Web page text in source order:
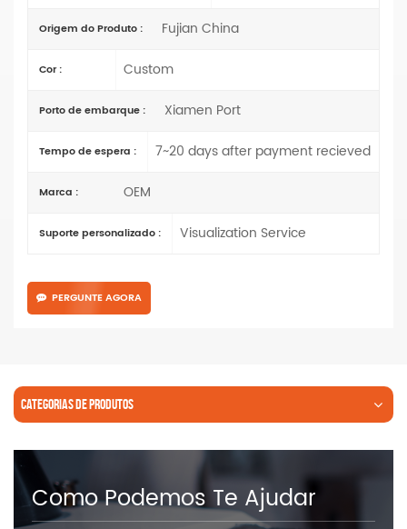
Origem do Produto : Fujian China
Cor : Custom
Porto de embarque : Xiamen Port
Tempo de espera : 7~20 days after payment recieved
Marca : OEM
Suporte personalizado : Visualization Service
PERGUNTE AGORA
CATEGORIAS DE PRODUTOS
Como Podemos Te Ajudar